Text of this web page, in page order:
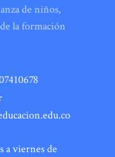
de niños,
la formación
a viernes de